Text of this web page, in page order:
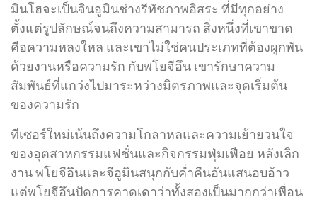
มินโฮจะเป็นจินอูมินช่างรีทัชภาพอิสระ ที่มีทุกอย่าง
ตั้งแต่รูปลักษณ์จนถึงความสามารถ สิ่งหนึ่งที่เขาขาด
คือความหลงใหล และเขาไม่ใช่คนประเภทที่ต้องผูกพัน
ด้วยงานหรือความรัก กับพโยจีอึน เขารักษาความ
สัมพันธ์ที่แกว่งไปมาระหว่างมิตรภาพและจุดเริ่มต้น
ของความรัก
ทีเซอร์ใหม่เน้นถึงความโกลาหลและความเย้ายวนใจ
ของอุตสาหกรรมแฟชั่นและกิจกรรมฟุ่มเฟือย หลังเลิก
งาน พโยจีอึนและจีอูมินสนุกกับค่ำคืนอันแสนอบอ้าว
แต่พโยจีอึนปัดการคาดเดาว่าทั้งสองเป็นมากกว่าเพื่อน